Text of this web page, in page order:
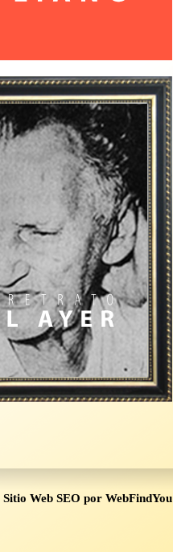
Sitio Web SEO por WebFindYou